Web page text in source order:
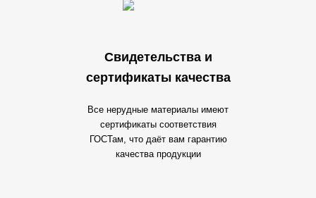
Свидетельства и
сертификаты качества
Все нерудные материалы имеют
сертификаты соответствия
ГОСТам, что даёт вам гарантию
качества продукции